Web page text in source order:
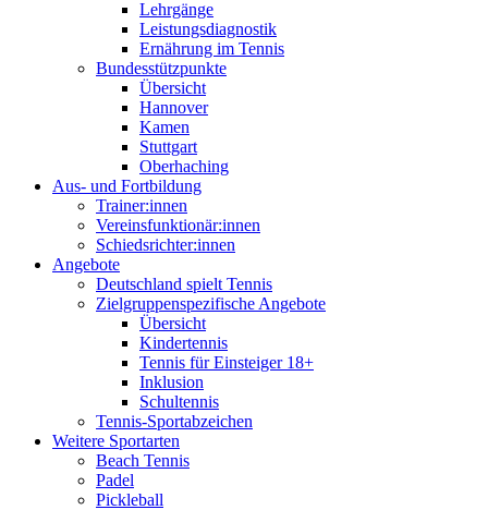
Lehrgänge
Leistungsdiagnostik
Ernährung im Tennis
Bundesstützpunkte
Übersicht
Hannover
Kamen
Stuttgart
Oberhaching
Aus- und Fortbildung
Trainer:innen
Vereinsfunktionär:innen
Schiedsrichter:innen
Angebote
Deutschland spielt Tennis
Zielgruppenspezifische Angebote
Übersicht
Kindertennis
Tennis für Einsteiger 18+
Inklusion
Schultennis
Tennis-Sportabzeichen
Weitere Sportarten
Beach Tennis
Padel
Pickleball